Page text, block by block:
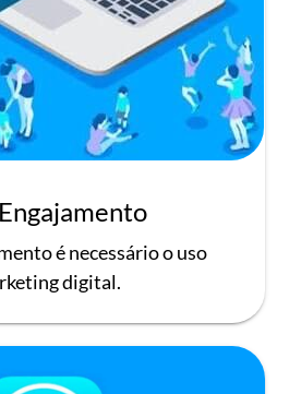
é necessário o uso
digital.